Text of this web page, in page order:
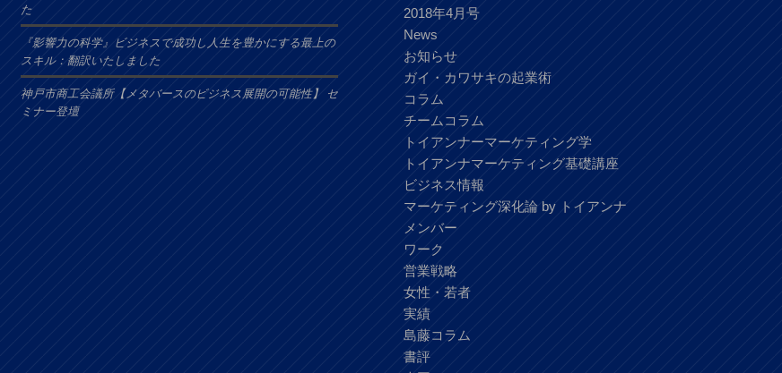
た
『影響力の科学』ビジネスで成功し人生を豊かにする最上の
スキル：翻訳いたしました
神戸市商工会議所【メタバースのビジネス展開の可能性】 セ
ミナー登壇
2018年4月号
News
お知らせ
ガイ・カワサキの起業術
コラム
チームコラム
トイアンナーマーケティング学
トイアンナマーケティング基礎講座
ビジネス情報
マーケティング深化論 by トイアンナ
メンバー
ワーク
営業戦略
女性・若者
実績
島藤コラム
書評